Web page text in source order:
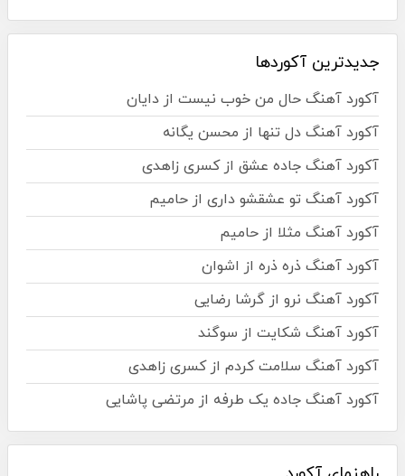
جدیدترین آکوردها
آکورد آهنگ حال من خوب نیست از دایان
آکورد آهنگ دل تنها از محسن یگانه
آکورد آهنگ جاده عشق از کسری زاهدی
آکورد آهنگ تو عشقشو داری از حامیم
آکورد آهنگ مثلا از حامیم
آکورد آهنگ ذره ذره از اشوان
آکورد آهنگ نرو از گرشا رضایی
آکورد آهنگ شکایت از سوگند
آکورد آهنگ سلامت کردم از کسری زاهدی
آکورد آهنگ جاده یک طرفه از مرتضی پاشایی